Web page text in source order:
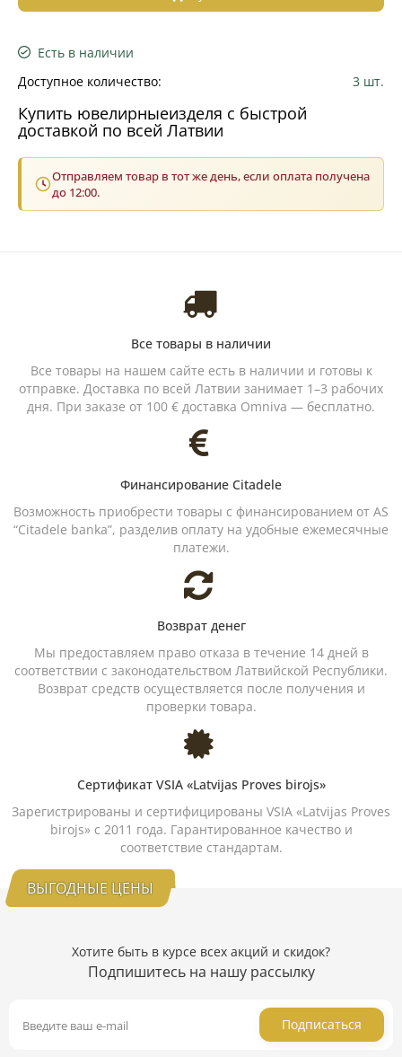
Есть в наличии
Доступное количество:
3 шт.
Купить ювелирныеизделя с быстрой
доставкой по всей Латвии
Отправляем товар в тот же день, если оплата получена
до 12:00.
Все товары в наличии
Все товары на нашем сайте есть в наличии и готовы к
отправке. Доставка по всей Латвии занимает 1–3 рабочих
дня. При заказе от 100 € доставка Omniva — бесплатно.
Финансирование Citadele
Возможность приобрести товары с финансированием от AS
“Citadele banka”, разделив оплату на удобные ежемесячные
платежи.
Возврат денег
Мы предоставляем право отказа в течение 14 дней в
соответствии с законодательством Латвийской Республики.
Возврат средств осуществляется после получения и
проверки товара.
Сертификат VSIA «Latvijas Proves birojs»
Зарегистрированы и сертифицированы VSIA «Latvijas Proves
birojs» с 2011 года. Гарантированное качество и
соответствие стандартам.
ВЫГОДНЫЕ ЦЕНЫ
Хотите быть в курсе всех акций и скидок?
Подпишитесь на нашу рассылку
Подписаться